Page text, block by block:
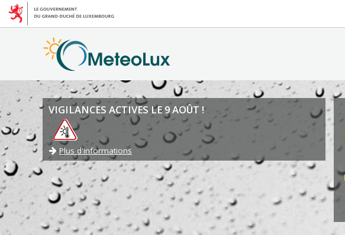
VIGILANCES ACTIVES LE 9 AOÛT !
Plus d'informations